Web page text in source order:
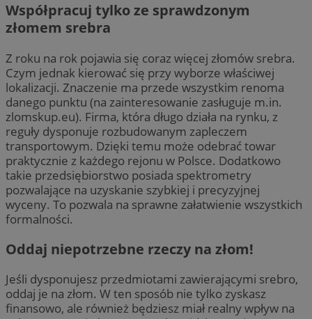
Współpracuj tylko ze sprawdzonym
złomem srebra
Z roku na rok pojawia się coraz więcej złomów srebra.
Czym jednak kierować się przy wyborze właściwej
lokalizacji. Znaczenie ma przede wszystkim renoma
danego punktu (na zainteresowanie zasługuje m.in.
zlomskup.eu). Firma, która długo działa na rynku, z
reguły dysponuje rozbudowanym zapleczem
transportowym. Dzięki temu może odebrać towar
praktycznie z każdego rejonu w Polsce. Dodatkowo
takie przedsiębiorstwo posiada spektrometry
pozwalające na uzyskanie szybkiej i precyzyjnej
wyceny. To pozwala na sprawne załatwienie wszystkich
formalności.
Oddaj niepotrzebne rzeczy na złom!
Jeśli dysponujesz przedmiotami zawierającymi srebro,
oddaj je na złom. W ten sposób nie tylko zyskasz
finansowo, ale również będziesz miał realny wpływ na